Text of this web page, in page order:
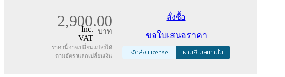
2,900.00
บาท
Inc.
VAT
ราคานี้อาจเปลี่ยนแปลงได้
ตามอัตราแลกเปลี่ยนเงิน
สั่งซื้อ
ขอใบเสนอราคา
จัดส่ง License ผ่านอีเมลเท่านั้น